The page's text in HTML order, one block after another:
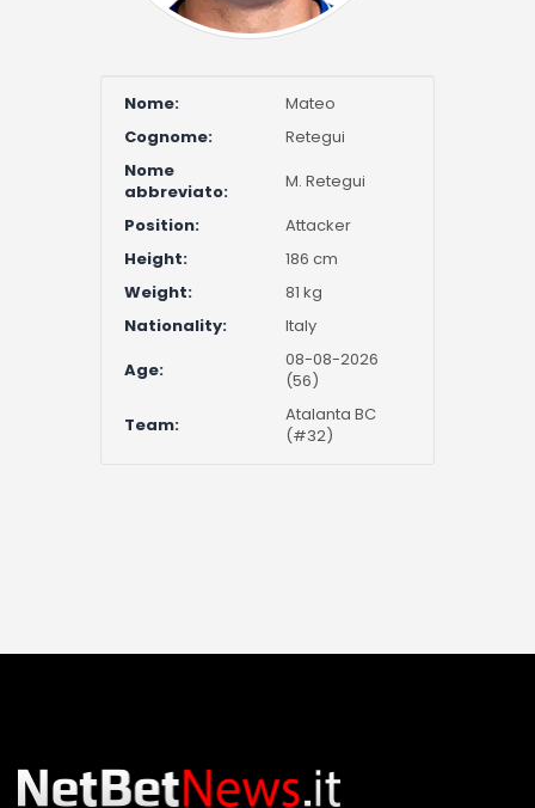
Nome:
Mateo
Cognome:
Retegui
Nome
abbreviato:
M. Retegui
Position:
Attacker
Height:
186 cm
Weight:
81 kg
Nationality:
Italy
Age:
08-08-2026
(56)
Team:
Atalanta BC
(#32)